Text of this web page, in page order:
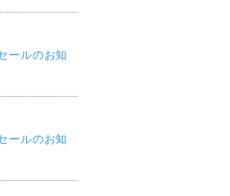
ールのお知
ールのお知